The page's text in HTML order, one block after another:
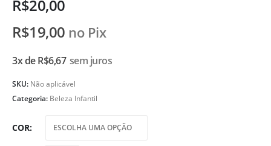
R$20,00
R$19,00 no Pix
3x deR$6,67 sem juros
SKU: Não aplicável
Categoria: Beleza Infantil
COR